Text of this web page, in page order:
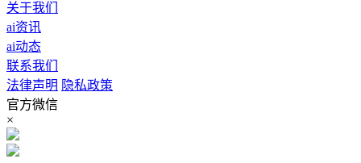
关于我们
ai资讯
ai动态
联系我们
法律声明 隐私政策
官方微信
×